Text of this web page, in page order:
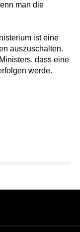
man die
ist eine
auszuschalten.
dass eine
werde.